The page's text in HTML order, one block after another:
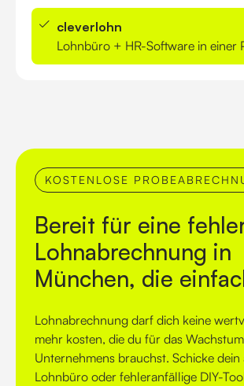
cleverlohn
Lohnbüro + HR-Software in einer
KOSTENLOSE
Bereit für eine
Lohnabrechnung in
München, die
Lohnabrechnung darf dich keine
mehr kosten, die du für das
Unternehmens brauchst. Schicke dein
Lohnbüro oder fehleranfällige DIY-